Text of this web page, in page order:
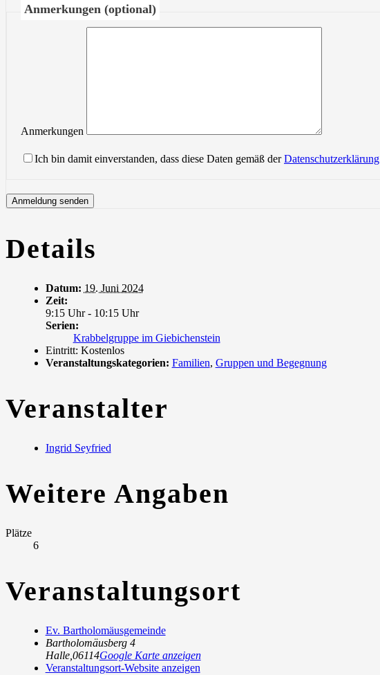
Anmerkungen (optional)
Anmerkungen
Ich bin damit einverstanden, dass diese Daten gemäß derDatenschutzerklärung
Details
Datum: 19. Juni 2024
Zeit:
9:15 Uhr - 10:15 Uhr
Serien:
Krabbelgruppe im Giebichenstein
Eintritt: Kostenlos
Veranstaltungskategorien: Familien, Gruppen und Begegnung
Veranstalter
Ingrid Seyfried
Weitere Angaben
Plätze
6
Veranstaltungsort
Ev. Bartholomäusgemeinde
Bartholomäusberg 4
Halle, 06114Google Karte anzeigen
Veranstaltungsort-Website anzeigen